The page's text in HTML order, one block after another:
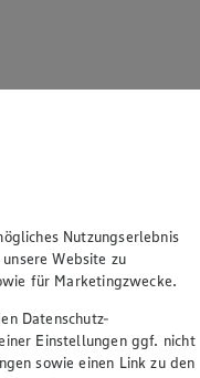
Nutzungserlebnis
Website zu
für Marketingzwecke.
Datenschutz-
Einstellungen ggf. nicht
sowie einen Link zu den